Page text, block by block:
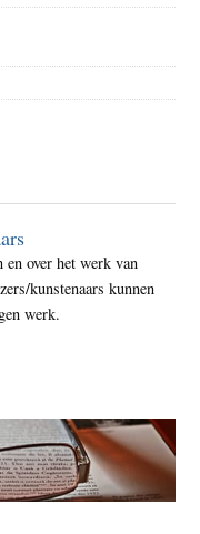
over het werk van
kunstenaars kunnen
werk.